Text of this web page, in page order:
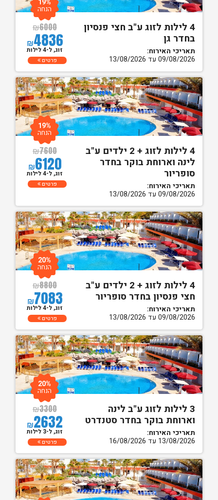
4 לילות לזוג ע"ב חצי פנסיון
בחדר גן
תאריכי האירוח:
09/08/2026 עד 13/08/2026
₪6000
₪4836
19%
הנחה
זוג, ל-4 לילות
פרטים
4 לילות לזוג + 2 ילדים ע"ב
לינה וארוחת בוקר בחדר
סופריור
תאריכי האירוח:
09/08/2026 עד 13/08/2026
₪7600
₪6120
19%
הנחה
זוג, ל-4 לילות
פרטים
4 לילות לזוג + 2 ילדים ע"ב
חצי פנסיון בחדר סופריור
תאריכי האירוח:
09/08/2026 עד 13/08/2026
₪8800
₪7083
20%
הנחה
זוג, ל-4 לילות
פרטים
3 לילות לזוג ע"ב לינה
וארוחת בוקר בחדר סטנדרט
תאריכי האירוח:
13/08/2026 עד 16/08/2026
₪3300
₪2632
20%
הנחה
זוג, ל-3 לילות
פרטים